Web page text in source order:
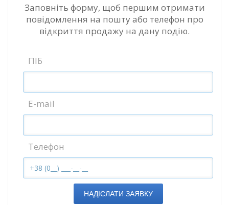
Заповніть форму, щоб першим отримати
повідомлення на пошту або телефон про
відкриття продажу на дану подію.
ПІБ
E-mail
Телефон
НАДІСЛАТИ ЗАЯВКУ